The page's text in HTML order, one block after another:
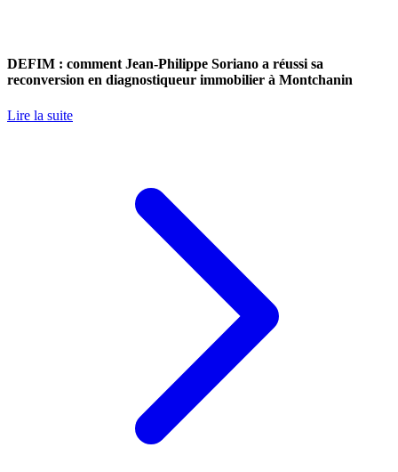
DEFIM : comment Jean-Philippe Soriano a réussi sa
reconversion en diagnostiqueur immobilier à Montchanin
Lire la suite